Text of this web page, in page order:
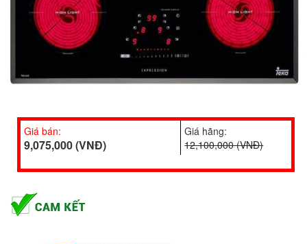
Giá bán:
9,075,000 (VNĐ)
Giá hãng:
12,100,000 (VNĐ)